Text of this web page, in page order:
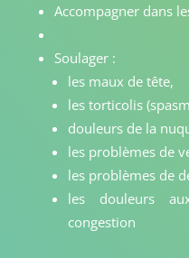
Accompagner dans
Soulager :
les maux de tête,
les torticolis
douleurs de la
les problèmes de
les problèmes de
les douleurs
congestion